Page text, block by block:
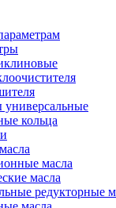
универсальные
кольца
масла
масла
редукторные